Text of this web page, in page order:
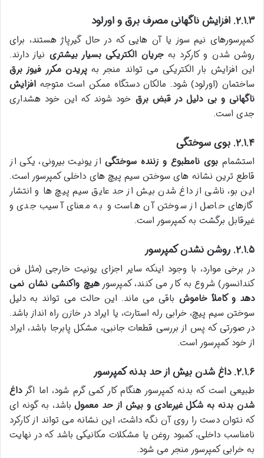
۲.۱.۳. افزایش ناگهانی مصرف برق و اورلود
کمپرسورهای نیم سوز یا آن هایی که در حال گیرپاژ هستند، برای
روشن شدن و کارکرد بهجریان الکتریکی بسیار بیشتری نیاز دارند.
این افزایش بار الکتریکی می تواند منجر بهپریدن مکرر فیوز برق
ساختمان (اورلود) شود. مالکان دستگاه ممکن است متوجه افزایش
ناگهانی و بی دلیل در قبض برق خود شوند که این خود هشداری
جدی است.
۲.۱.۴. بوی سوختگی
استشمامبوی نامطبوع و زننده سوختگی از یونیت بیرونی، یکی از
قاطع ترین نشانه های سوختن سیم پیچ های داخلی کمپرسور است.
این بو، ناشی از داغ شدن بیش از حد عایق سیم پیچ ها و انتشار
گازهای حاصل از سوختن آن هاست و به معنای آسیب جدی و
غیرقابل برگشت به کمپرسور است.
۲.۱.۵. روشن نشدن کمپرسور
در برخی موارد، با وجود اینکه سایر اجزای یونیت خارجی (مثل فن
کندانسور) شروع به کار می کنند، کمپرسورهیچ واکنشی نشان نمی
دهد و کاملاً خاموش باقی می ماند. این حالت می تواند به دلیل
سوختن سیم پیچ، خرابی رله استارت، یا ایراد در خازن راه انداز باشد.
در صورتی که پس از بررسی قطعات جانبی، مشکل پابرجا باشد، ایراد
از خود کمپرسور است.
۲.۱.۶. داغ شدن بیش از حد بدنه کمپرسور
طبیعی است که بدنه کمپرسور هنگام کار کمی گرم شود، اما اگرداغ
شدن بدنه به شکل غیرعادی و بیش از حد معمولباشد، به گونه ای
که نتوان دست را روی آن نگه داشت، این نشانه می تواند از کارکرد
نامناسب داخلی، کمبود روغن یا مشکلات مکانیکی باشد که در نهایت
به خرابی کمپرسور منجر می شود.